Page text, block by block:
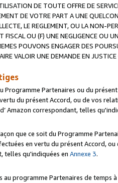
DE TOUTE OFFRE DE
DE VOTRE PART A UNE
LE REGLEMENT, OU LA NON-
FISCAL OU (F) UNE NEGLIGENCE
POUVONS ENGAGER DES
VALOIR UNE DEMANDE EN
Partenaires ou du
du présent Accord, ou de vos
Amazon correspondant, telles
que ce soit du Programme
en vertu du présent Accord,
telles qu'indiquées en Annexe 3.
programme Partenaires de temps